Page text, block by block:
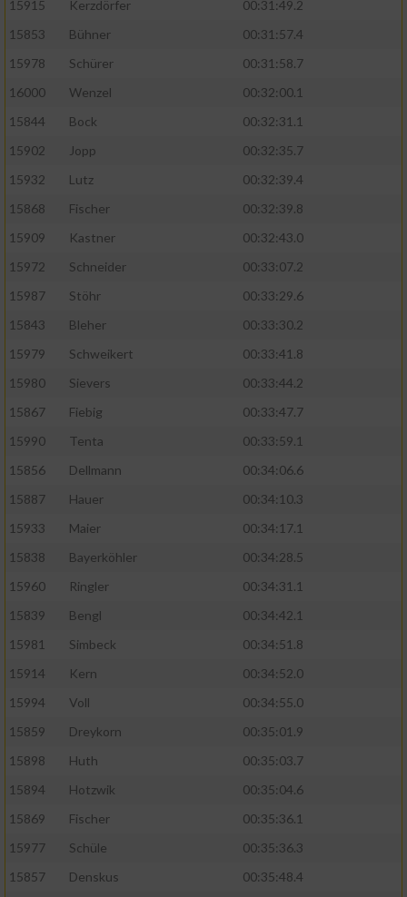
15915 Kerzdörfer
00:31:49.2
15853
Bühner
00:31:57.4
15978
Schürer
00:31:58.7
16000
Wenzel
00:32:00.1
15844
Bock
00:32:31.1
15902
Jopp
00:32:35.7
15932
Lutz
00:32:39.4
15868
Fischer
00:32:39.8
15909
Kastner
00:32:43.0
15972
Schneider
00:33:07.2
15987
Stöhr
00:33:29.6
15843
Bleher
00:33:30.2
15979
Schweikert
00:33:41.8
15980
Sievers
00:33:44.2
15867
Fiebig
00:33:47.7
15990
Tenta
00:33:59.1
15856
Dellmann
00:34:06.6
15887
Hauer
00:34:10.3
15933
Maier
00:34:17.1
15838
Bayerköhler
00:34:28.5
15960
Ringler
00:34:31.1
15839
Bengl
00:34:42.1
15981
Simbeck
00:34:51.8
15914
Kern
00:34:52.0
15994
Voll
00:34:55.0
15859
Dreykorn
00:35:01.9
15898
Huth
00:35:03.7
15894
Hotzwik
00:35:04.6
15869
Fischer
00:35:36.1
15977
Schüle
00:35:36.3
15857
Denskus
00:35:48.4